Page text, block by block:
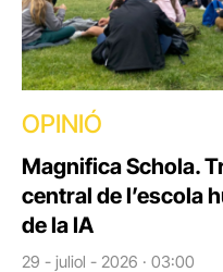
OPINIÓ
Magnifica Schola.
central de l’escola
de la IA
29 - juliol - 2026 · 03:00